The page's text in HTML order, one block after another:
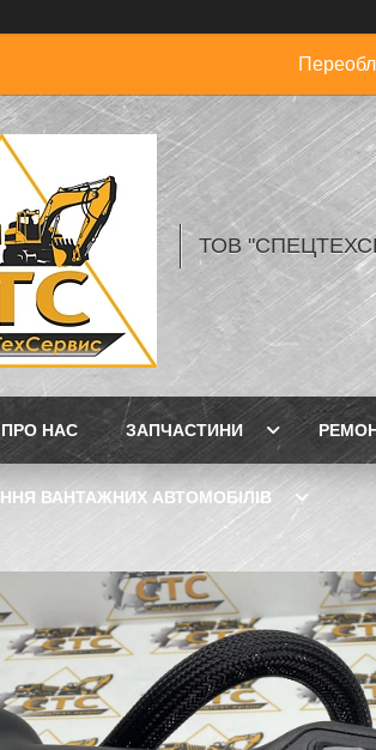
ТОВ
ПРО НАС ЗАПЧАСТИНИ
ВАНТАЖНИХ АВТОМОБІЛІВ